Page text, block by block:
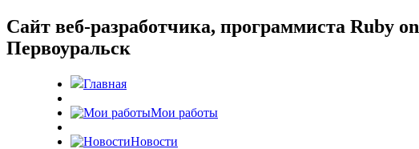
Cайт веб-разработчика, программиста Ruby
Первоуральск
Главная
Мои работы
Новости